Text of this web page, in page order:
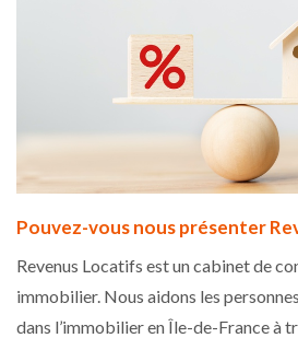
Pouvez-vous nous présenter
Revenus Locatifs est un cabinet de
immobilier. Nous aidons les
dans l’immobilier en Île-de-France à